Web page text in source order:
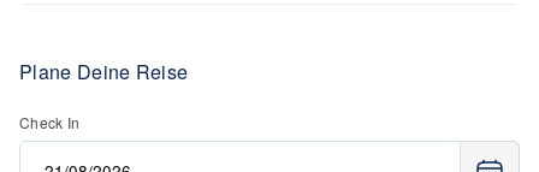
Plane Deine Reise
Check In